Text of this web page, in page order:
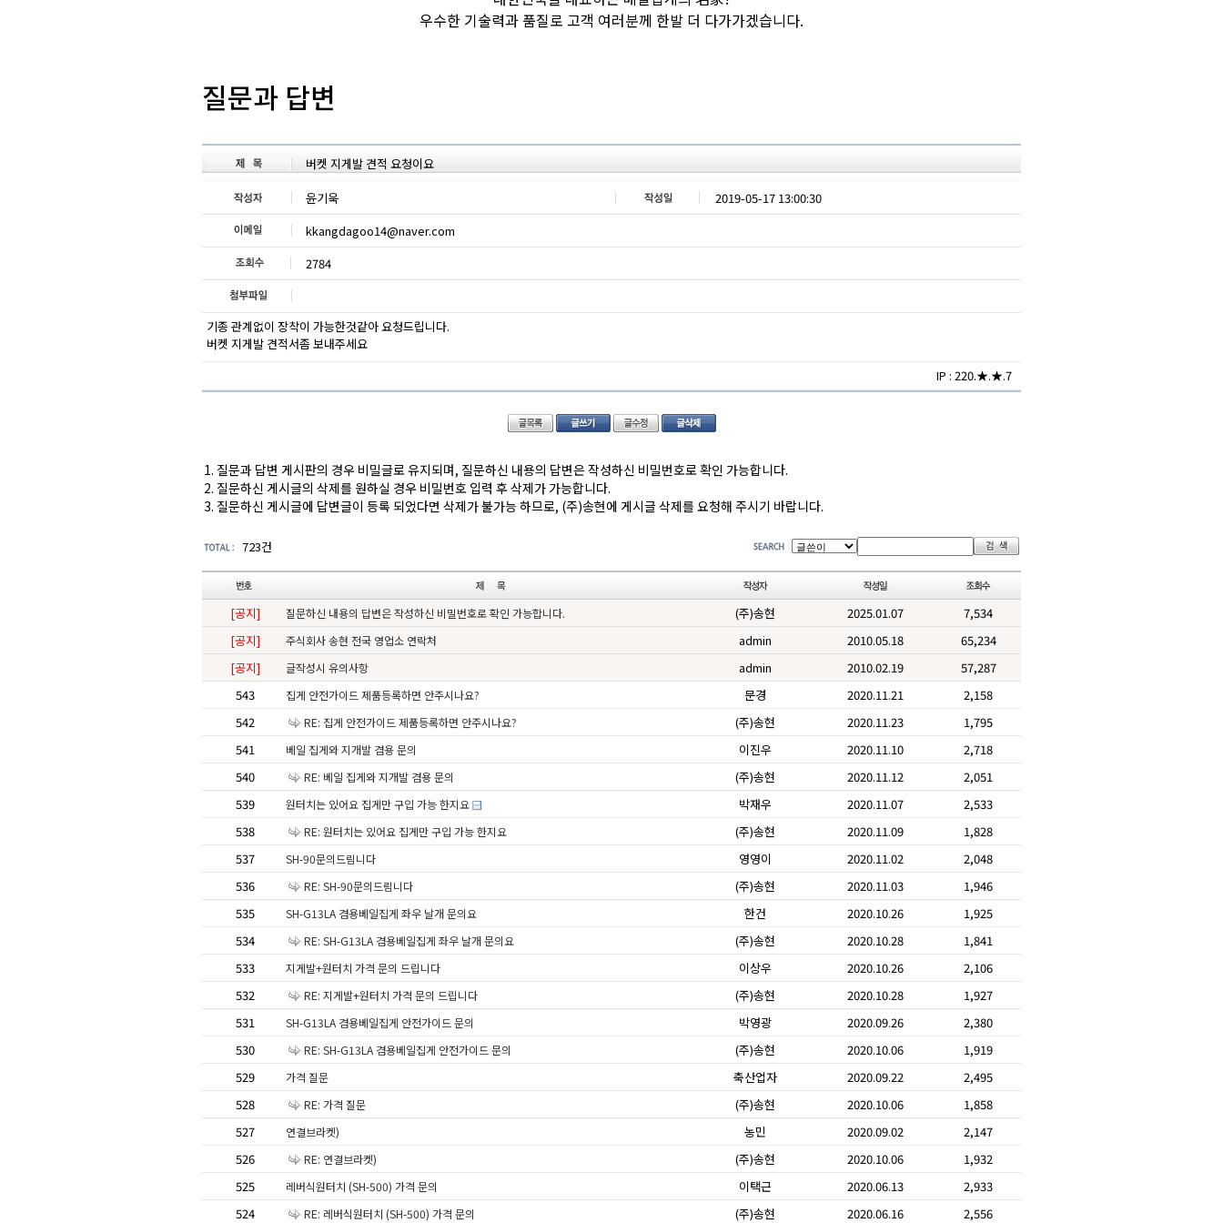
우수한 기술력과 품질로 고객 여러분께 한발 더 다가가겠습니다.
질문과 답변
버켓 지게발 견적 요청이요
윤기욱
2019-05-17 13:00:30
kkangdagoo14@naver.com
2784
기종 관계없이 장착이 가능한것같아 요청드립니다.
버켓 지게발 견적서좀 보내주세요
IP : 220.★.★.7
1. 질문과 답변 게시판의 경우 비밀글로 유지되며, 질문하신 내용의 답변은 작성하신 비밀번호로 확인 가능합니다.
2. 질문하신 게시글의 삭제를 원하실 경우 비밀번호 입력 후 삭제가 가능합니다.
3. 질문하신 게시글에 답변글이 등록 되었다면 삭제가 불가능 하므로, (주)송현에 게시글 삭제를 요청해 주시기 바랍니다.
723건
[공지] 질문하신 내용의 답변은 작성하신 비밀번호로 확인 가능합니다. (주)송현 2025.01.07
7,534
[공지]
주식회사 송현 전국 영업소 연락처 admin 2010.05.18
65,234
[공지]
글작성시 유의사항 admin 2010.02.19
57,287
543
집게 안전가이드 제품등록하면 안주시나요? 문경 2020.11.21
2,158
542
RE: 집게 안전가이드 제품등록하면 안주시나요? (주)송현 2020.11.23
1,795
541
베일 집게와 지개발 겸용 문의 이진우 2020.11.10
2,718
540
RE: 베일 집게와 지개발 겸용 문의 (주)송현 2020.11.12
2,051
539
원터치는 있어요 집게만 구입 가능 한지요 박재우 2020.11.07
2,533
538
RE: 원터치는 있어요 집게만 구입 가능 한지요 (주)송현 2020.11.09
1,828
537
SH-90문의드림니다 영영이 2020.11.02
2,048
536
RE: SH-90문의드림니다 (주)송현 2020.11.03
1,946
535
SH-G13LA 겸용베일집게 좌우 날개 문의요 한건 2020.10.26
1,925
534
RE: SH-G13LA 겸용베일집게 좌우 날개 문의요 (주)송현 2020.10.28
1,841
533
지게발+원터치 가격 문의 드립니다 이상우 2020.10.26
2,106
532
RE: 지게발+원터치 가격 문의 드립니다 (주)송현 2020.10.28
1,927
531
SH-G13LA 겸용베일집게 안전가이드 문의 박영광 2020.09.26
2,380
530
RE: SH-G13LA 겸용베일집게 안전가이드 문의 (주)송현 2020.10.06
1,919
529
가격 질문 축산업자 2020.09.22
2,495
528
RE: 가격 질문 (주)송현 2020.10.06
1,858
527
연결브라켓) 농민 2020.09.02
2,147
526
RE: 연결브라켓) (주)송현 2020.10.06
1,932
525
레버식원터치 (SH-500) 가격 문의 이택근 2020.06.13
2,933
524
RE: 레버식원터치 (SH-500) 가격 문의 (주)송현 2020.06.16 2,556